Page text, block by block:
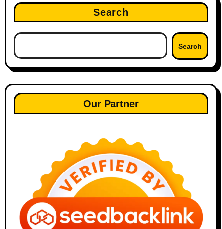
Search
Search
Our Partner